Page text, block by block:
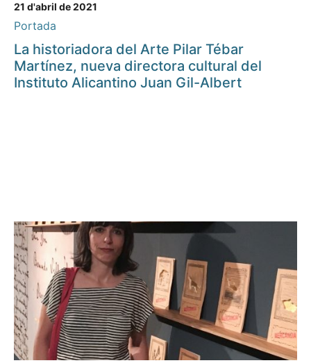
21 d'abril de 2021
Portada
La historiadora del Arte Pilar Tébar
Martínez, nueva directora cultural del
Instituto Alicantino Juan Gil-Albert